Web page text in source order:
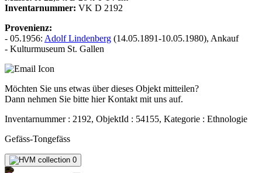
Inventarnummer: VK D 2192
Provenienz:
- 05.1956: Adolf Lindenberg (14.05.1891-10.05.1980), Ankauf
- Kulturmuseum St. Gallen
Möchten Sie uns etwas über dieses Objekt mitteilen?
Dann nehmen Sie bitte hier Kontakt mit uns auf.
Inventarnummer : 2192, ObjektId : 54155, Kategorie : Ethnologie
Gefäss-Tongefäss
0